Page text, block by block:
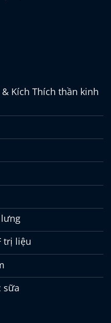
Kích Thích thần kinh
trị liệu
sữa